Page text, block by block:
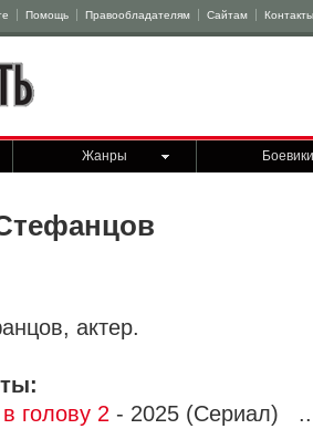
Помощь Правообладателям Сайтам Контакты
Жанры Боевики
актер.
голову 2 - 2025 (Сериал)